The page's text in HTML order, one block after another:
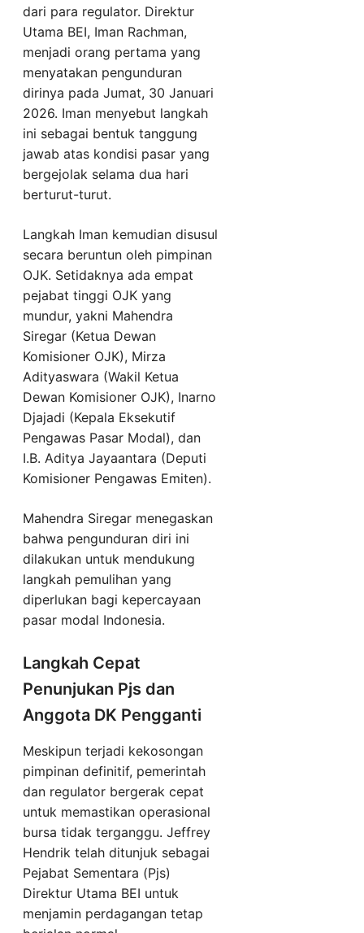
dari para regulator. Direktur
Utama BEI, Iman Rachman,
menjadi orang pertama yang
menyatakan pengunduran
dirinya pada Jumat, 30 Januari
2026. Iman menyebut langkah
ini sebagai bentuk tanggung
jawab atas kondisi pasar yang
bergejolak selama dua hari
berturut-turut.
Langkah Iman kemudian disusul
secara beruntun oleh pimpinan
OJK. Setidaknya ada empat
pejabat tinggi OJK yang
mundur, yakni Mahendra
Siregar (Ketua Dewan
Komisioner OJK), Mirza
Adityaswara (Wakil Ketua
Dewan Komisioner OJK), Inarno
Djajadi (Kepala Eksekutif
Pengawas Pasar Modal), dan
I.B. Aditya Jayaantara (Deputi
Komisioner Pengawas Emiten).
Mahendra Siregar menegaskan
bahwa pengunduran diri ini
dilakukan untuk mendukung
langkah pemulihan yang
diperlukan bagi kepercayaan
pasar modal Indonesia.
Langkah Cepat
Penunjukan Pjs dan
Anggota DK Pengganti
Meskipun terjadi kekosongan
pimpinan definitif, pemerintah
dan regulator bergerak cepat
untuk memastikan operasional
bursa tidak terganggu. Jeffrey
Hendrik telah ditunjuk sebagai
Pejabat Sementara (Pjs)
Direktur Utama BEI untuk
menjamin perdagangan tetap